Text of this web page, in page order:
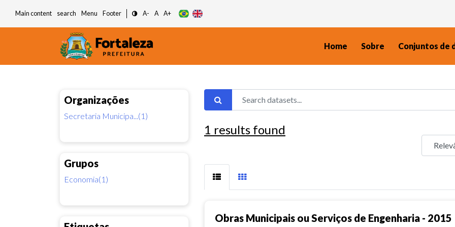
Main content search Menu Footer A- A A+
Home Sobre Conjuntos de
Organizações
Secretaria Municipa...(1)
Grupos
Economia(1)
1 results found
Obras Municipais ou Serviços de Engenharia - 2015